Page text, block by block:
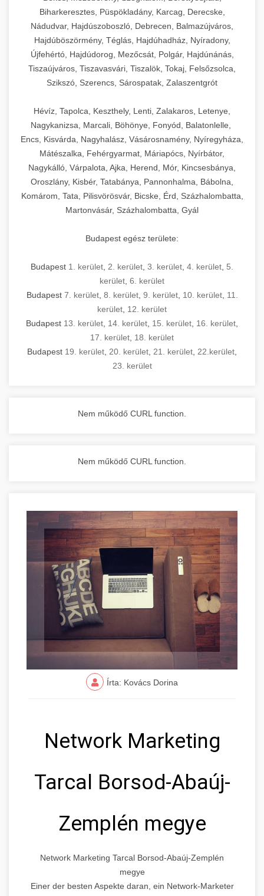
Biharkeresztes, Püspökladány, Karcag, Derecske,
Nádudvar, Hajdúszoboszló, Debrecen, Balmazújváros,
Hajdúböszörmény, Téglás, Hajdúhadház, Nyíradony,
Újfehértó, Hajdúdorog, Mezőcsát, Polgár, Hajdúnánás,
Tiszaújváros, Tiszavasvári, Tiszalök, Tokaj, Felsőzsolca,
Szikszó, Szerencs, Sárospatak, Zalaszentgrót
Hévíz, Tapolca, Keszthely, Lenti, Zalakaros, Letenye,
Nagykanizsa, Marcali, Böhönye, Fonyód, Balatonlelle,
Encs, Kisvárda, Nagyhalász, Vásárosnamény, Nyíregyháza,
Mátészalka, Fehérgyarmat, Máriapócs, Nyírbátor,
Nagykálló, Várpalota, Ajka, Herend, Mór, Kincsesbánya,
Oroszlány, Kisbér, Tatabánya, Pannonhalma, Bábolna,
Komárom, Tata, Pilisvörösvár, Bicske, Érd, Százhalombatta,
Martonvásár, Százhalombatta, Gyál
Budapest egész területe:
Budapest 1. kerület 2. kerület 3. kerület 4. kerület 5.
kerület 6. kerület
Budapest 7. kerület, 8. kerület, 9. kerület, 10. kerület, 11.
kerület 12. kerület
Budapest 13. kerület 14. kerület 15. kerület 16. kerület
17. kerület 18. kerület
Budapest 19. kerület 20. kerület 21. kerület 22.kerület
23. kerület
Nem működő CURL function.
Nem működő CURL function.
Írta: Kovács Dorina
Network Marketing
Tarcal Borsod-Abaúj-
Zemplén megye
Network Marketing Tarcal Borsod-Abaúj-Zemplén
megye
Einer der besten Aspekte daran, ein Network-Marketer